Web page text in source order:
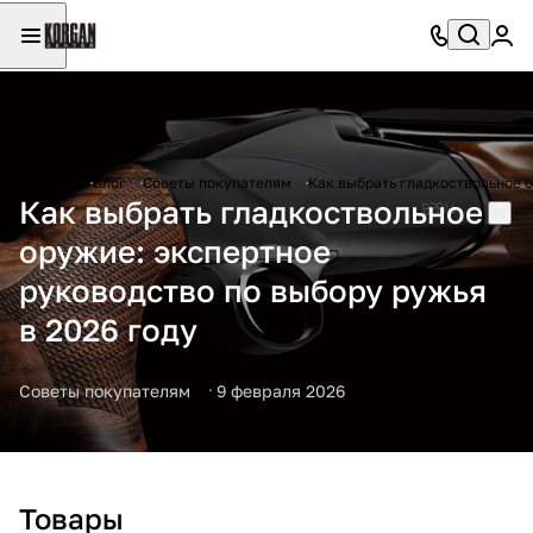
Блог Советы покупателям Как выбрать гладкоствольное
Как выбрать гладкоствольное
оружие: экспертное
руководство по выбору ружья
в 2026 году
Советы покупателям 9 февраля 2026
Товары